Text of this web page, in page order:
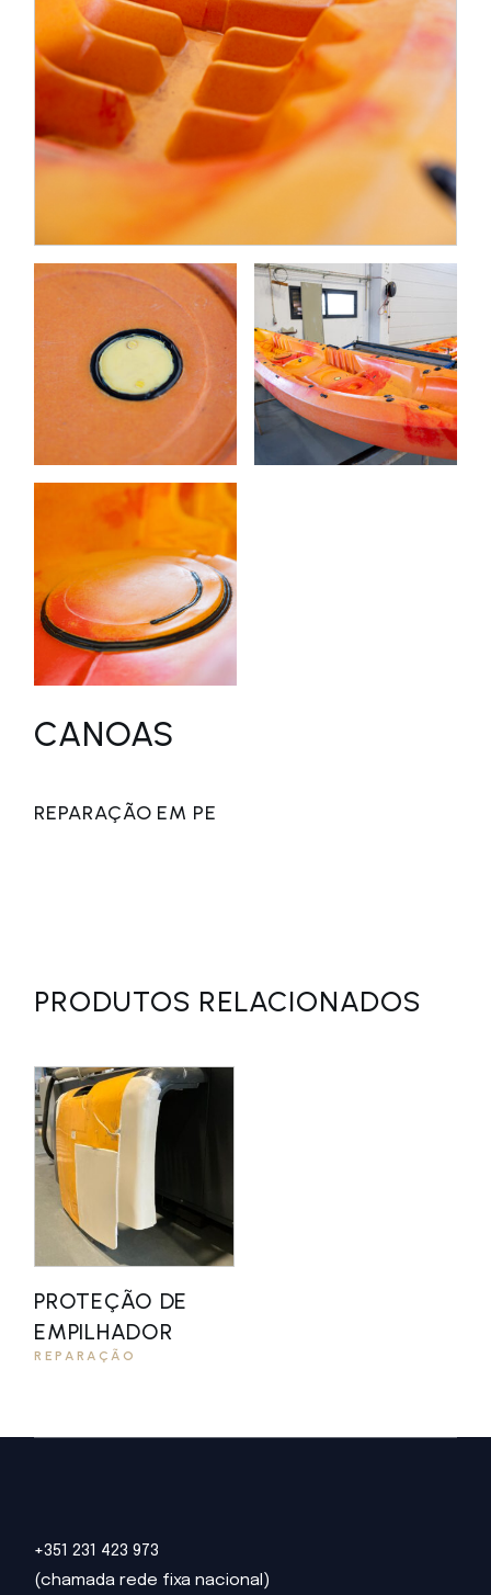
CANOAS
REPARAÇÃO EM PE
PRODUTOS RELACIONADOS
PROTEÇÃO DE
EMPILHADOR
REPARAÇÃO
+351 231 423 973
(chamada rede fixa nacional)